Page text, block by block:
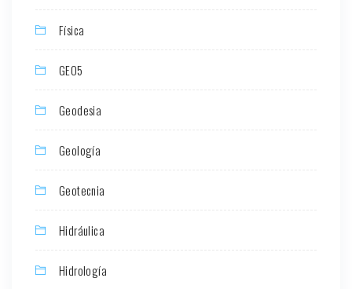
Física
GEO5
Geodesia
Geología
Geotecnia
Hidráulica
Hidrología